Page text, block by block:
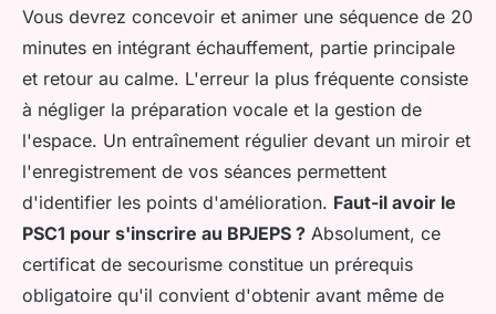
Vous devrez concevoir et animer une séquence de 20
minutes en intégrant échauffement, partie principale
et retour au calme. L'erreur la plus fréquente consiste
à négliger la préparation vocale et la gestion de
l'espace. Un entraînement régulier devant un miroir et
l'enregistrement de vos séances permettent
d'identifier les points d'amélioration. Faut-il avoir le
PSC1 pour s'inscrire au BPJEPS ? Absolument, ce
certificat de secourisme constitue un prérequis
obligatoire qu'il convient d'obtenir avant même de